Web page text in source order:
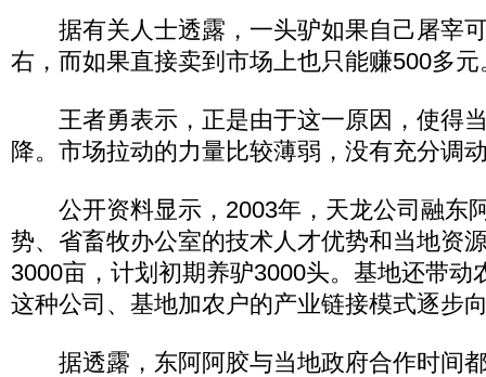
据有关人士透露，一头驴如果自己屠宰
右，而如果直接卖到市场上也只能赚500多元
王者勇表示，正是由于这一原因，使得
降。市场拉动的力量比较薄弱，没有充分调
公开资料显示，2003年，天龙公司融东
势、省畜牧办公室的技术人才优势和当地资
3000亩，计划初期养驴3000头。基地还带动
这种公司、基地加农户的产业链接模式逐步
据透露，东阿阿胶与当地政府合作时间